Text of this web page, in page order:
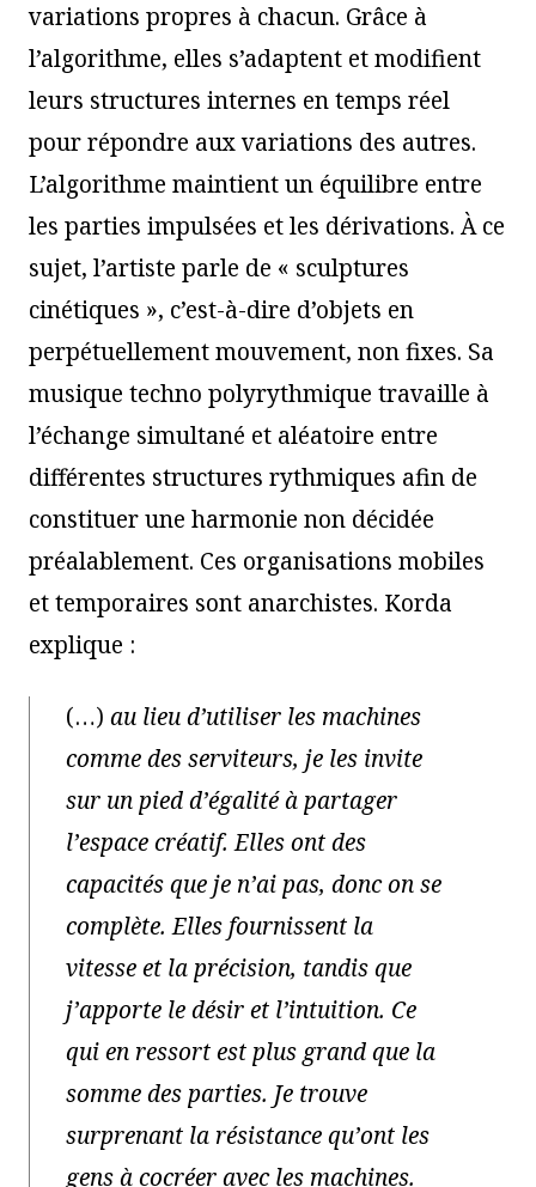
variations propres à chacun. Grâce à
l’algorithme, elles s’adaptent et modifient
leurs structures internes en temps réel
pour répondre aux variations des autres.
L’algorithme maintient un équilibre entre
les parties impulsées et les dérivations. À ce
sujet, l’artiste parle de « sculptures
cinétiques », c’est-à-dire d’objets en
perpétuellement mouvement, non fixes. Sa
musique techno polyrythmique travaille à
l’échange simultané et aléatoire entre
différentes structures rythmiques afin de
constituer une harmonie non décidée
préalablement. Ces organisations mobiles
et temporaires sont anarchistes. Korda
explique :
(…) au lieu d’utiliser les machines
comme des serviteurs, je les invite
sur un pied d’égalité à partager
l’espace créatif. Elles ont des
capacités que je n’ai pas, donc on se
complète. Elles fournissent la
vitesse et la précision, tandis que
j’apporte le désir et l’intuition. Ce
qui en ressort est plus grand que la
somme des parties. Je trouve
surprenant la résistance qu’ont les
gens à cocréer avec les machines.